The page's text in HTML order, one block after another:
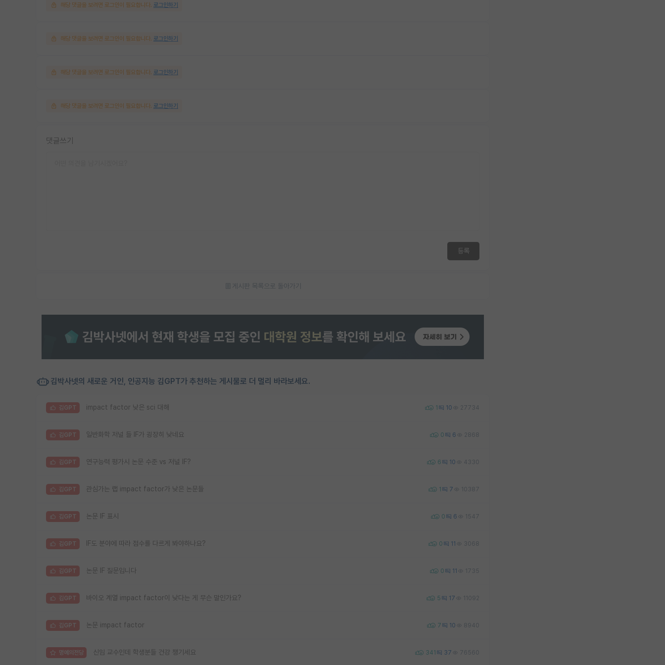
해당 댓글을 보려면 로그인이 필요합니다. 로그인하기
해당 댓글을 보려면 로그인이 필요합니다. 로그인하기
해당 댓글을 보려면 로그인이 필요합니다. 로그인하기
해당 댓글을 보려면 로그인이 필요합니다. 로그인하기
댓글쓰기
등록
게시판 목록으로 돌아가기
김박사넷의 새로운 거인, 인공지능 김GPT가 추천하는 게시물로 더 멀리 바라보세요.
김GPT impact factor 낮은 sci 대해 1 10 27734
김GPT 일반화학 저널 들 IF가 굉장히 낮네요 0 6 2868
김GPT 연구능력 평가시 논문 수준 vs 저널 IF? 6 10 4330
김GPT 관심가는 랩 impact factor가 낮은 논문들 1 7 10387
김GPT 논문 IF 표시 0 6 1547
김GPT IF도 분야에 따라 점수를 다르게 봐야하나요? 0 11 3068
김GPT 논문 IF 질문입니다 0 11 1735
김GPT 바이오 계열 impact factor이 낮다는 게 무슨 말인가요? 5 17 11092
김GPT 논문 impact factor 7 10 8940
명예의전당 신임 교수인데 학생분들 건강 챙기세요 341 37 76560